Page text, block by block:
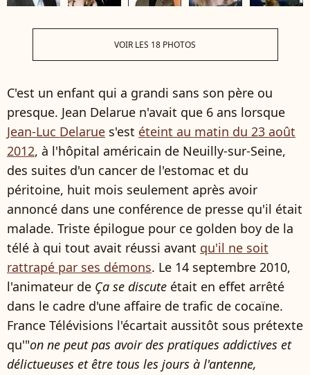
VOIR LES 18 PHOTOS
C'est un enfant qui a grandi sans son père ou
presque. Jean Delarue n'avait que 6 ans lorsque
Jean-Luc Delarue s'est éteint au matin du 23 août
2012, à l'hôpital américain de Neuilly-sur-Seine,
des suites d'un cancer de l'estomac et du
péritoine, huit mois seulement après avoir
annoncé dans une conférence de presse qu'il était
malade. Triste épilogue pour ce golden boy de la
télé à qui tout avait réussi avant qu'il ne soit
rattrapé par ses démons. Le 14 septembre 2010,
l'animateur de Ça se discute était en effet arrêté
dans le cadre d'une affaire de trafic de cocaïne.
France Télévisions l'écartait aussitôt sous prétexte
qu'"on ne peut pas avoir des pratiques addictives et
délictueuses et être tous les jours à l'antenne,